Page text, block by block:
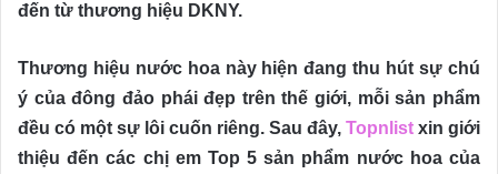
đến từ thương hiệu DKNY.
Thương hiệu nước hoa này hiện đang thu hút sự chú
ý của đông đảo phái đẹp trên thế giới, mỗi sản phẩm
đều có một sự lôi cuốn riêng. Sau đây, Topnlist xin giới
thiệu đến các chị em Top 5 sản phẩm nước hoa của